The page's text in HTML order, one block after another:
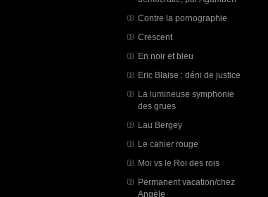
Contre la pornographie
Crescent
En noir et bleu
Eric Blaise : déni de justice
La lumineuse symphonie
des grues
Lau Bergey
Le cahier rouge
Moi vs le Roi des rois
Permanent vacation/chez
Angèle